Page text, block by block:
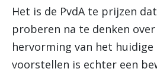
Het is de PvdA te prijzen
proberen na te denken
hervorming van het huidige
voorstellen is echter een